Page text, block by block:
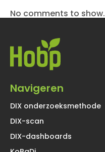
No comments to show.
Navigeren
DIX onderzoeksmethode
DIX-scan
DIX-dashboards